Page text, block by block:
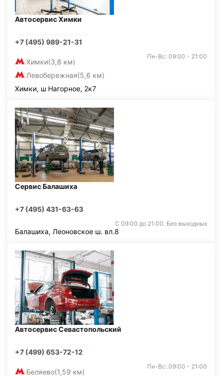
Автосервис Химки
+7 (495) 989-21-31
Химки(3,8 км)
Левобережная(5,6 км)
Пн-Вс: 09:00 - 21:00
Химки, ш Нагорное, 2к7
Сервис Балашиха
+7 (495) 431-63-63
С 09:00 до 21:00. Без выходных
Балашиха, Леоновское ш. вл.8
Автосервис Севастопольский
+7 (499) 653-72-12
Беляево(1,59 км)
Пн-Вс: 09:00 - 21:00